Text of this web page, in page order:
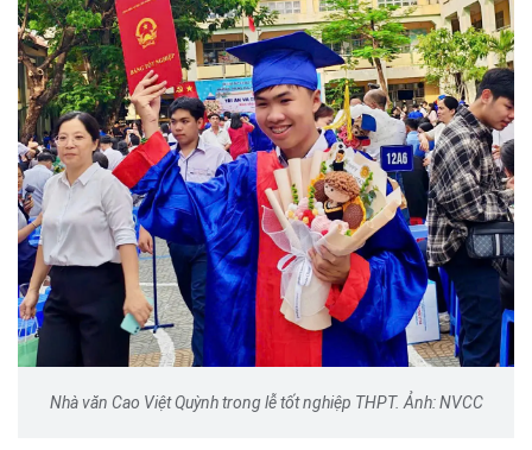
Nhà văn Cao Việt Quỳnh trong lễ tốt nghiệp THPT. Ảnh: NVCC